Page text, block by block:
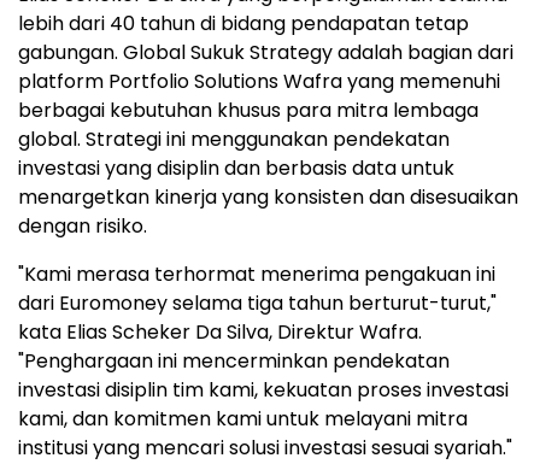
lebih dari 40 tahun di bidang pendapatan tetap
gabungan. Global Sukuk Strategy adalah bagian dari
platform Portfolio Solutions Wafra yang memenuhi
berbagai kebutuhan khusus para mitra lembaga
global. Strategi ini menggunakan pendekatan
investasi yang disiplin dan berbasis data untuk
menargetkan kinerja yang konsisten dan disesuaikan
dengan risiko.
"Kami merasa terhormat menerima pengakuan ini
dari Euromoney selama tiga tahun berturut-turut,"
kata Elias Scheker Da Silva, Direktur Wafra.
"Penghargaan ini mencerminkan pendekatan
investasi disiplin tim kami, kekuatan proses investasi
kami, dan komitmen kami untuk melayani mitra
institusi yang mencari solusi investasi sesuai syariah."